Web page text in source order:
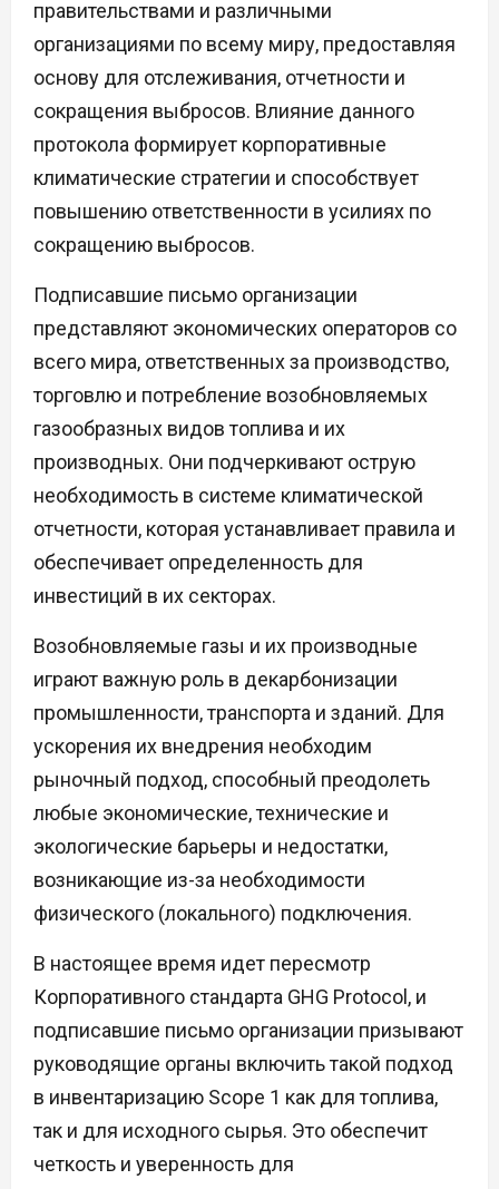
правительствами и различными
организациями по всему миру, предоставляя
основу для отслеживания, отчетности и
сокращения выбросов. Влияние данного
протокола формирует корпоративные
климатические стратегии и способствует
повышению ответственности в усилиях по
сокращению выбросов.
Подписавшие письмо организации
представляют экономических операторов со
всего мира, ответственных за производство,
торговлю и потребление возобновляемых
газообразных видов топлива и их
производных. Они подчеркивают острую
необходимость в системе климатической
отчетности, которая устанавливает правила и
обеспечивает определенность для
инвестиций в их секторах.
Возобновляемые газы и их производные
играют важную роль в декарбонизации
промышленности, транспорта и зданий. Для
ускорения их внедрения необходим
рыночный подход, способный преодолеть
любые экономические, технические и
экологические барьеры и недостатки,
возникающие из-за необходимости
физического (локального) подключения.
В настоящее время идет пересмотр
Корпоративного стандарта GHG Protocol, и
подписавшие письмо организации призывают
руководящие органы включить такой подход
в инвентаризацию Scope 1 как для топлива,
так и для исходного сырья. Это обеспечит
четкость и уверенность для